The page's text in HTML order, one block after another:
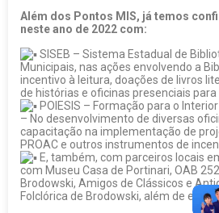
Além dos Pontos MIS, já temos
neste ano de 2022 com:
SISEB – Sistema Estadual de
Municipais, nas ações envolvendo a
incentivo à leitura, doações de livros
de histórias e oficinas presenciais
POIESIS – Formação para o Interior
– No desenvolvimento de diversas
capacitação na implementação de
PROAC e outros instrumentos de
E, também, com parceiros locais
com Museu Casa de Portinari, OAB
Brodowski, Amigos de Clássicos e
Folclórica de Brodowski, além de